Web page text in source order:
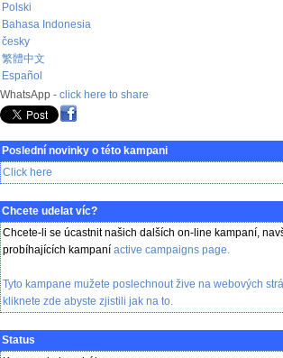
Polski
Bahasa Indonesia
česky
繁體中文
Español
WhatsApp - click here to share
Poslední novinky o této kampani
Click here
Chcete udelat víc?
Chcete-li se úcastnit našich dalších on-line kampaní,
probíhajících kampaní active campaigns page.
Tyto kampane mužete poslechnout žive na webových
kliknete zde abyste zjistili jak na to.
Status